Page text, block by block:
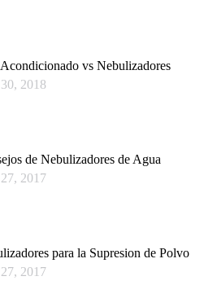
vs Nebulizadores
2018
de Nebulizadores de Agua
2017
para la Supresion de Polvo
2017